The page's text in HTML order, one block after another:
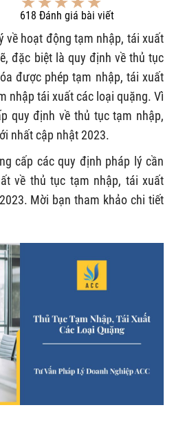
618 Đánh giá bài viết
về hoạt động tạm nhập, tái xuất
đặc biệt là quy định về thủ tục
được phép tạm nhập, tái xuất
nhập tái xuất các loại quặng. Vì
quy định về thủ tục tạm nhập,
nhất cập nhật 2023.
cấp các quy định pháp lý cần
về thủ tục tạm nhập, tái xuất
Mời bạn tham khảo chi tiết